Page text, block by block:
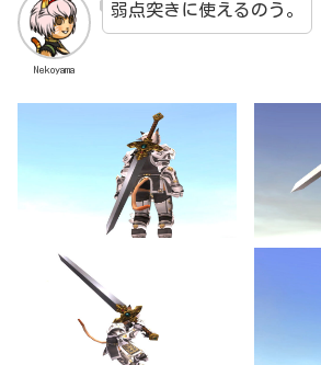
Nekoyama
弱点突きに使えるのう。